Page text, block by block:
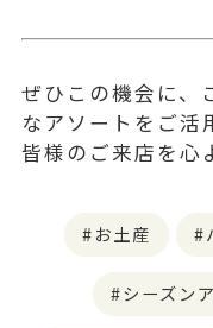
ぜひこの機会に、
なアソートをご
皆様のご来店を心
お土産
シーズン